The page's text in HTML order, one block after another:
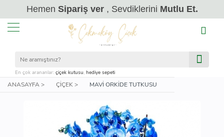
Hemen Sipariş ver, Sevdiklerini Mutlu Et.
En çok arananlar: çiçek kutusu, hediye sepeti
ANASAYFA > ÇIÇEK > MAVI ORKIDE TUTKUSU